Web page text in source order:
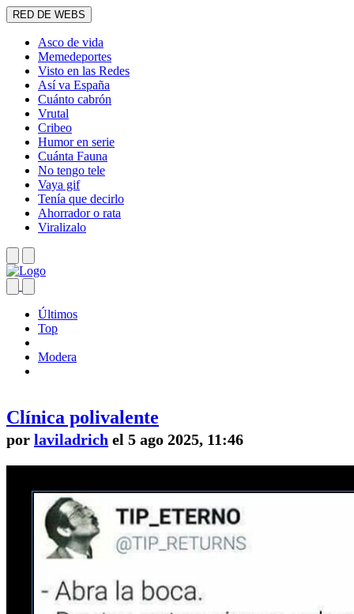
RED DE WEBS
Asco de vida
Memedeportes
Visto en las Redes
Así va España
Cuánto cabrón
Vrutal
Cribeo
Humor en serie
Cuánta Fauna
No tengo tele
Vaya gif
Tenía que decirlo
Ahorrador o rata
Viralizalo
Últimos
Top
Modera
Clínica polivalente
por laviladrich el 5 ago 2025, 11:46